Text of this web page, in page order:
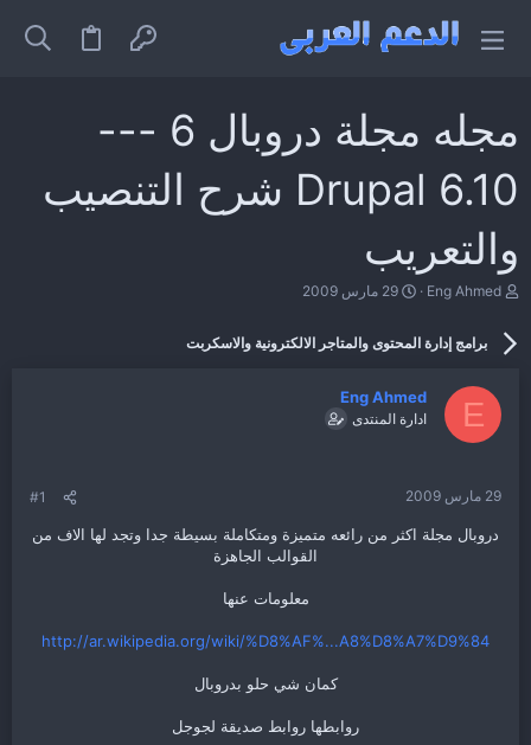
مجله مجلة دروبال 6 ---
Drupal 6.10 شرح التنصيب
والتعريب
ب
م
و
ض
Eng Ahmed
ت
ي
ل
ب
29 مارس 2009
برامج إدارة المحتوى والمتاجر الالكترونية والاسكربت
E
Eng Ahmed
ادارة المنتدى
29 مارس 2009 #1
دروبال مجلة اكثر من رائعه متميزة ومتكاملة بسيطة جدا وتجد لها الاف من
القوالب الجاهزة
معلومات عنها
http://ar.wikipedia.org/wiki/%D8%AF%...A8%D8%A7%D9%84
كمان شي حلو بدروبال
روابطها روابط صديقة لجوجل